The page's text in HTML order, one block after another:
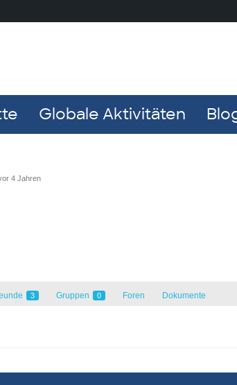
Globale Aktivitäten
4 Jahren
3 Gruppen 0 Foren Dokumente